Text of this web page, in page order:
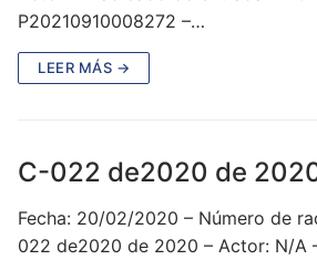
P20210910008272 –…
LEER MÁS →
C-022 de2020 de
Fecha: 20/02/2020 – Número de
022 de2020 de 2020 – Actor: N/A